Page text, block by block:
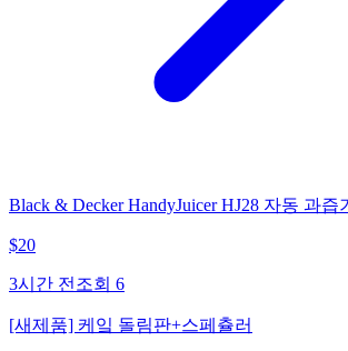
Black & Decker HandyJuicer HJ28 자동 과즙기
$20
3시간 전 조회 6
[새제품] 케잌 돌림판+스페츌러